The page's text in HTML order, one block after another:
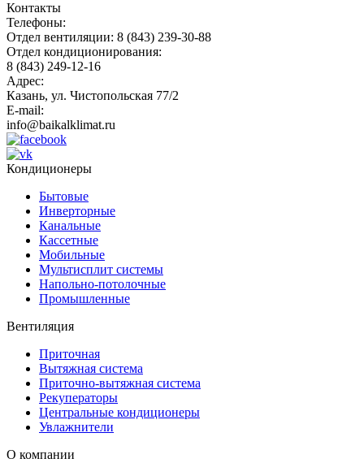
Контакты
Телефоны:
Отдел вентиляции: 8 (843) 239-30-88
Отдел кондиционирования:
8 (843) 249-12-16
Адрес:
Казань, ул. Чистопольская 77/2
E-mail:
info@baikalklimat.ru
Кондиционеры
Бытовые
Инверторные
Канальные
Кассетные
Мобильные
Мультисплит системы
Напольно-потолочные
Промышленные
Вентиляция
Приточная
Вытяжная система
Приточно-вытяжная система
Рекуператоры
Центральные кондиционеры
Увлажнители
О компании